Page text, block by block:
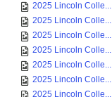
2025 Lincoln Colle...
2025 Lincoln Colle...
2025 Lincoln Colle...
2025 Lincoln Colle...
2025 Lincoln Colle...
2025 Lincoln Colle...
2025 Lincoln Colle...